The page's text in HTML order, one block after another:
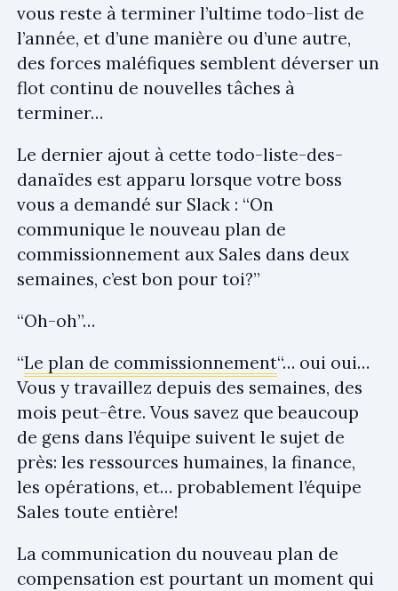
vous reste à terminer l’ultime todo-list de
l’année, et d’une manière ou d’une autre,
des forces maléfiques semblent déverser un
flot continu de nouvelles tâches à
terminer…
Le dernier ajout à cette todo-liste-des-
danaïdes est apparu lorsque votre boss
vous a demandé sur Slack : “On
communique le nouveau plan de
commissionnement aux Sales dans deux
semaines, c’est bon pour toi?”
“Oh-oh”…
“Le plan de commissionnement“… oui oui…
Vous y travaillez depuis des semaines, des
mois peut-être. Vous savez que beaucoup
de gens dans l’équipe suivent le sujet de
près: les ressources humaines, la finance,
les opérations, et… probablement l’équipe
Sales toute entière!
La communication du nouveau plan de
compensation est pourtant un moment qui